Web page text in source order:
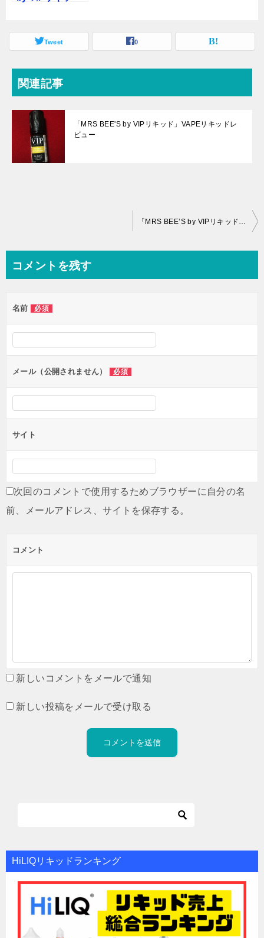
Tweet 0
関連記事
「MRS BEE'S by VIPリキッド」VAPEリキッドレ
ビュー
ビ
ー
シ
ン
「MRS BEE’S by VIPリキッド」VAPEリキッドレビュー
コメントを残す
名前 必須
メール（公開されません） 必須
サイト
次回のコメントで使用するためブラウザーに自分の名
前、メールアドレス、サイトを保存する。
コメント
新しいコメントをメールで通知
新しい投稿をメールで受け取る
HiLIQリキッドランキング